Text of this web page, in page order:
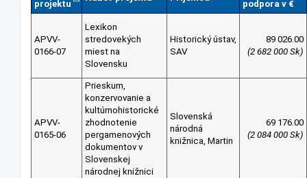
projektu
podpora v €
APVV-
0166-07
Lexikon
stredovekých
miest na
Slovensku
Historický ústav,
SAV
89 026.00
(2 682 000 Sk)
APVV-
0165-06
Prieskum,
konzervovanie a
kultúrnohistorické
zhodnotenie
pergamenových
dokumentov v
Slovenskej
národnej knižnici
Slovenská
národná
knižnica, Martin
69 176.00
(2 084 000 Sk)